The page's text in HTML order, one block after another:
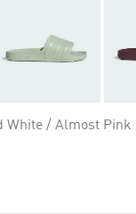
White / Almost Pink